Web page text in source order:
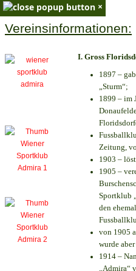
×
Vereinsinformationen:
I. Gross
1897 –
„Sturm“;
1899 – im
Zeitung,
1903 –
1905 –
Sportklub
den
von 1905
wurde
1914 –
„Admira“